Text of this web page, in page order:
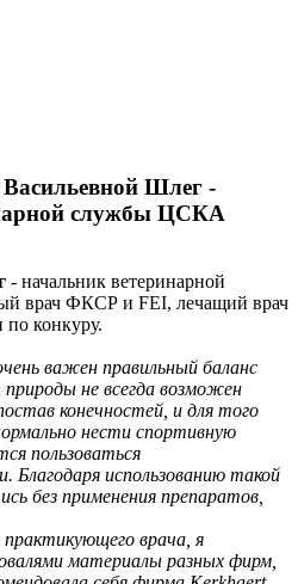
Шлег -
службы ЦСКА
- начальник ветеринарной
врач ФКСР и FEI, лечащий врач
конкуру.
важен правильный баланс
не всегда возможен
конечностей, и для того
нести спортивную
пользоваться
Благодаря использованию такой
без применения препаратов,
врача, я
материалы разных фирм,